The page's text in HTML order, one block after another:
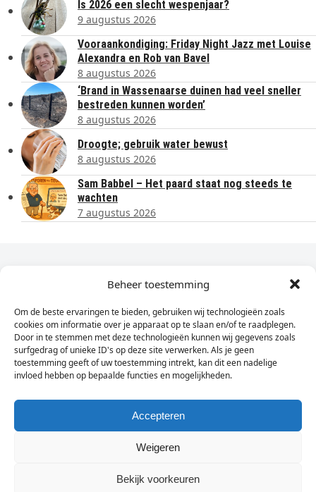
Beheer toestemming
Om de beste ervaringen te bieden, gebruiken wij technologieën zoals
cookies om informatie over je apparaat op te slaan en/of te raadplegen.
Door in te stemmen met deze technologieën kunnen wij gegevens zoals
surfgedrag of unieke ID's op deze site verwerken. Als je geen
toestemming geeft of uw toestemming intrekt, kan dit een nadelige
invloed hebben op bepaalde functies en mogelijkheden.
Accepteren
Weigeren
Bekijk voorkeuren
Is 2026 een slecht wespenjaar?
9 augustus 2026
Vooraankondiging: Friday Night Jazz met Louise
Alexandra en Rob van Bavel
8 augustus 2026
‘Brand in Wassenaarse duinen had veel sneller
bestreden kunnen worden’
8 augustus 2026
Droogte; gebruik water bewust
8 augustus 2026
Sam Babbel – Het paard staat nog steeds te
wachten
7 augustus 2026
Dagelijks het laatste nieuws in je e-mail?
Vul
hier
je
e-
mailadres
in
Sign Up